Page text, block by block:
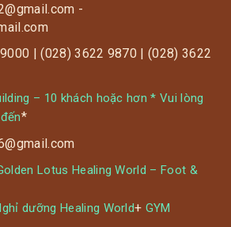
-
| (028) 3622 9870 | (028) 3622
– 10 khách hoặc hơn * Vui lòng
*
Lotus Healing World – Foot &
dưỡng Healing World+ GYM